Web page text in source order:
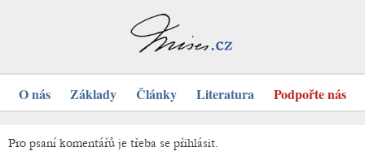
O nás Základy Články Literatura Podpořte nás
Pro psaní komentářů je třeba se přihlásit.